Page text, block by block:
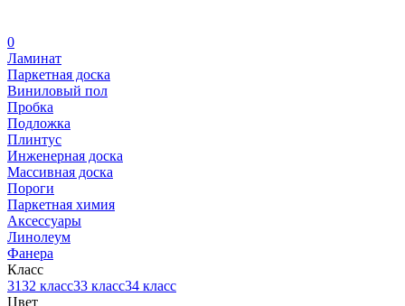
0
Ламинат
Паркетная доска
Виниловый пол
Пробка
Подложка
Плинтус
Инженерная доска
Массивная доска
Пороги
Паркетная химия
Аксессуары
Линолеум
Фанера
Класс
3132 класс33 класс34 класс
Цвет